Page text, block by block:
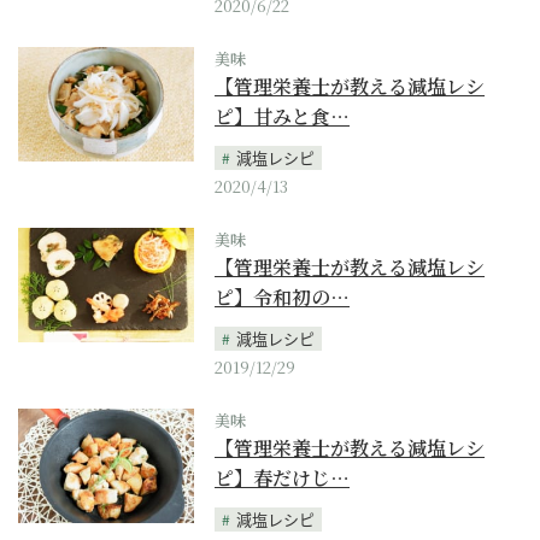
2020/6/22
美味
【管理栄養士が教える減塩レシ
ピ】甘みと食…
減塩レシピ
2020/4/13
美味
【管理栄養士が教える減塩レシ
ピ】令和初の…
減塩レシピ
2019/12/29
美味
【管理栄養士が教える減塩レシ
ピ】春だけじ…
減塩レシピ